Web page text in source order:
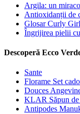
Argila: un
Antioxidanții de
Glosar Curly Girl
Îngrijirea pielii
Descoperă Ecco
Sante
Florame Set
Douces
KLAR Săpun de
Antipodes